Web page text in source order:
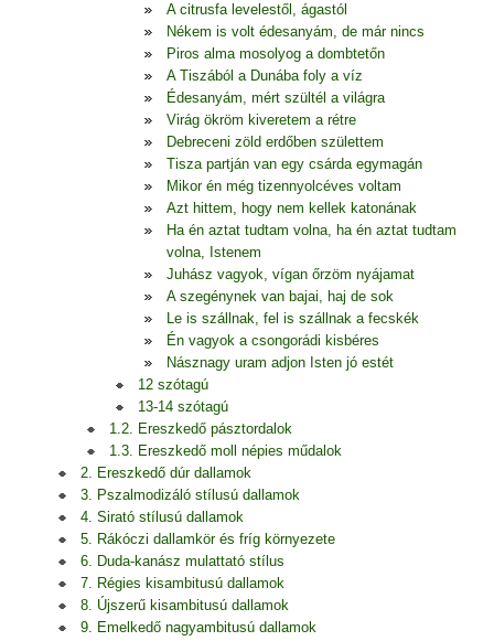
A citrusfa levelestől, ágastól
Nékem is volt édesanyám, de már nincs
Piros alma mosolyog a dombtetőn
A Tiszából a Dunába foly a víz
Édesanyám, mért szültél a világra
Virág ökröm kiveretem a rétre
Debreceni zöld erdőben születtem
Tisza partján van egy csárda egymagán
Mikor én még tizennyolcéves voltam
Azt hittem, hogy nem kellek katonának
Ha én aztat tudtam volna, ha én aztat tudtam
volna, Istenem
Juhász vagyok, vígan őrzöm nyájamat
A szegénynek van bajai, haj de sok
Le is szállnak, fel is szállnak a fecskék
Én vagyok a csongorádi kisbéres
Násznagy uram adjon Isten jó estét
12 szótagú
13-14 szótagú
1.2. Ereszkedő pásztordalok
1.3. Ereszkedő moll népies műdalok
2. Ereszkedő dúr dallamok
3. Pszalmodizáló stílusú dallamok
4. Sirató stílusú dallamok
5. Rákóczi dallamkör és fríg környezete
6. Duda-kanász mulattató stílus
7. Régies kisambitusú dallamok
8. Újszerű kisambitusú dallamok
9. Emelkedő nagyambitusú dallamok